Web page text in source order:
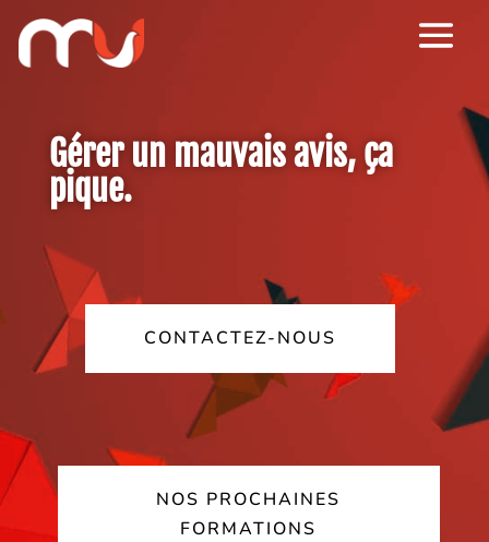
Gérer un mauvais avis, ça
pique.
CONTACTEZ-NOUS
NOS PROCHAINES
FORMATIONS